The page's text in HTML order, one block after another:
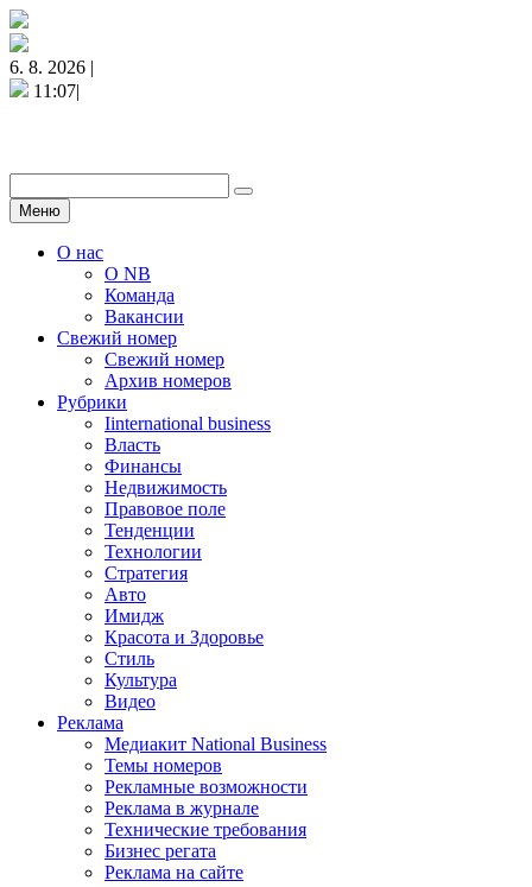
6. 8. 2026 |
11:07|
Меню
О нас
О NB
Команда
Вакансии
Свежий номер
Свежий номер
Архив номеров
Рубрики
Iinternational business
Власть
Финансы
Недвижимость
Правовое поле
Тенденции
Технологии
Стратегия
Авто
Имидж
Красота и Здоровье
Стиль
Культура
Видео
Реклама
Медиакит National Business
Темы номеров
Рекламные возможности
Реклама в журнале
Технические требования
Бизнес регата
Реклама на сайте